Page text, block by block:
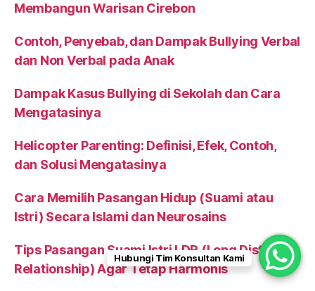
Membangun Warisan Cirebon
Contoh, Penyebab, dan Dampak Bullying Verbal
dan Non Verbal pada Anak
Dampak Kasus Bullying di Sekolah dan Cara
Mengatasinya
Helicopter Parenting: Definisi, Efek, Contoh,
dan Solusi Mengatasinya
Cara Memilih Pasangan Hidup (Suami atau
Istri) Secara Islami dan Neurosains
Tips Pasangan Suami Istri LDR (Long Distance
Relationship) Agar Tetap Harmonis
Hubungi Tim Konsultan Kami